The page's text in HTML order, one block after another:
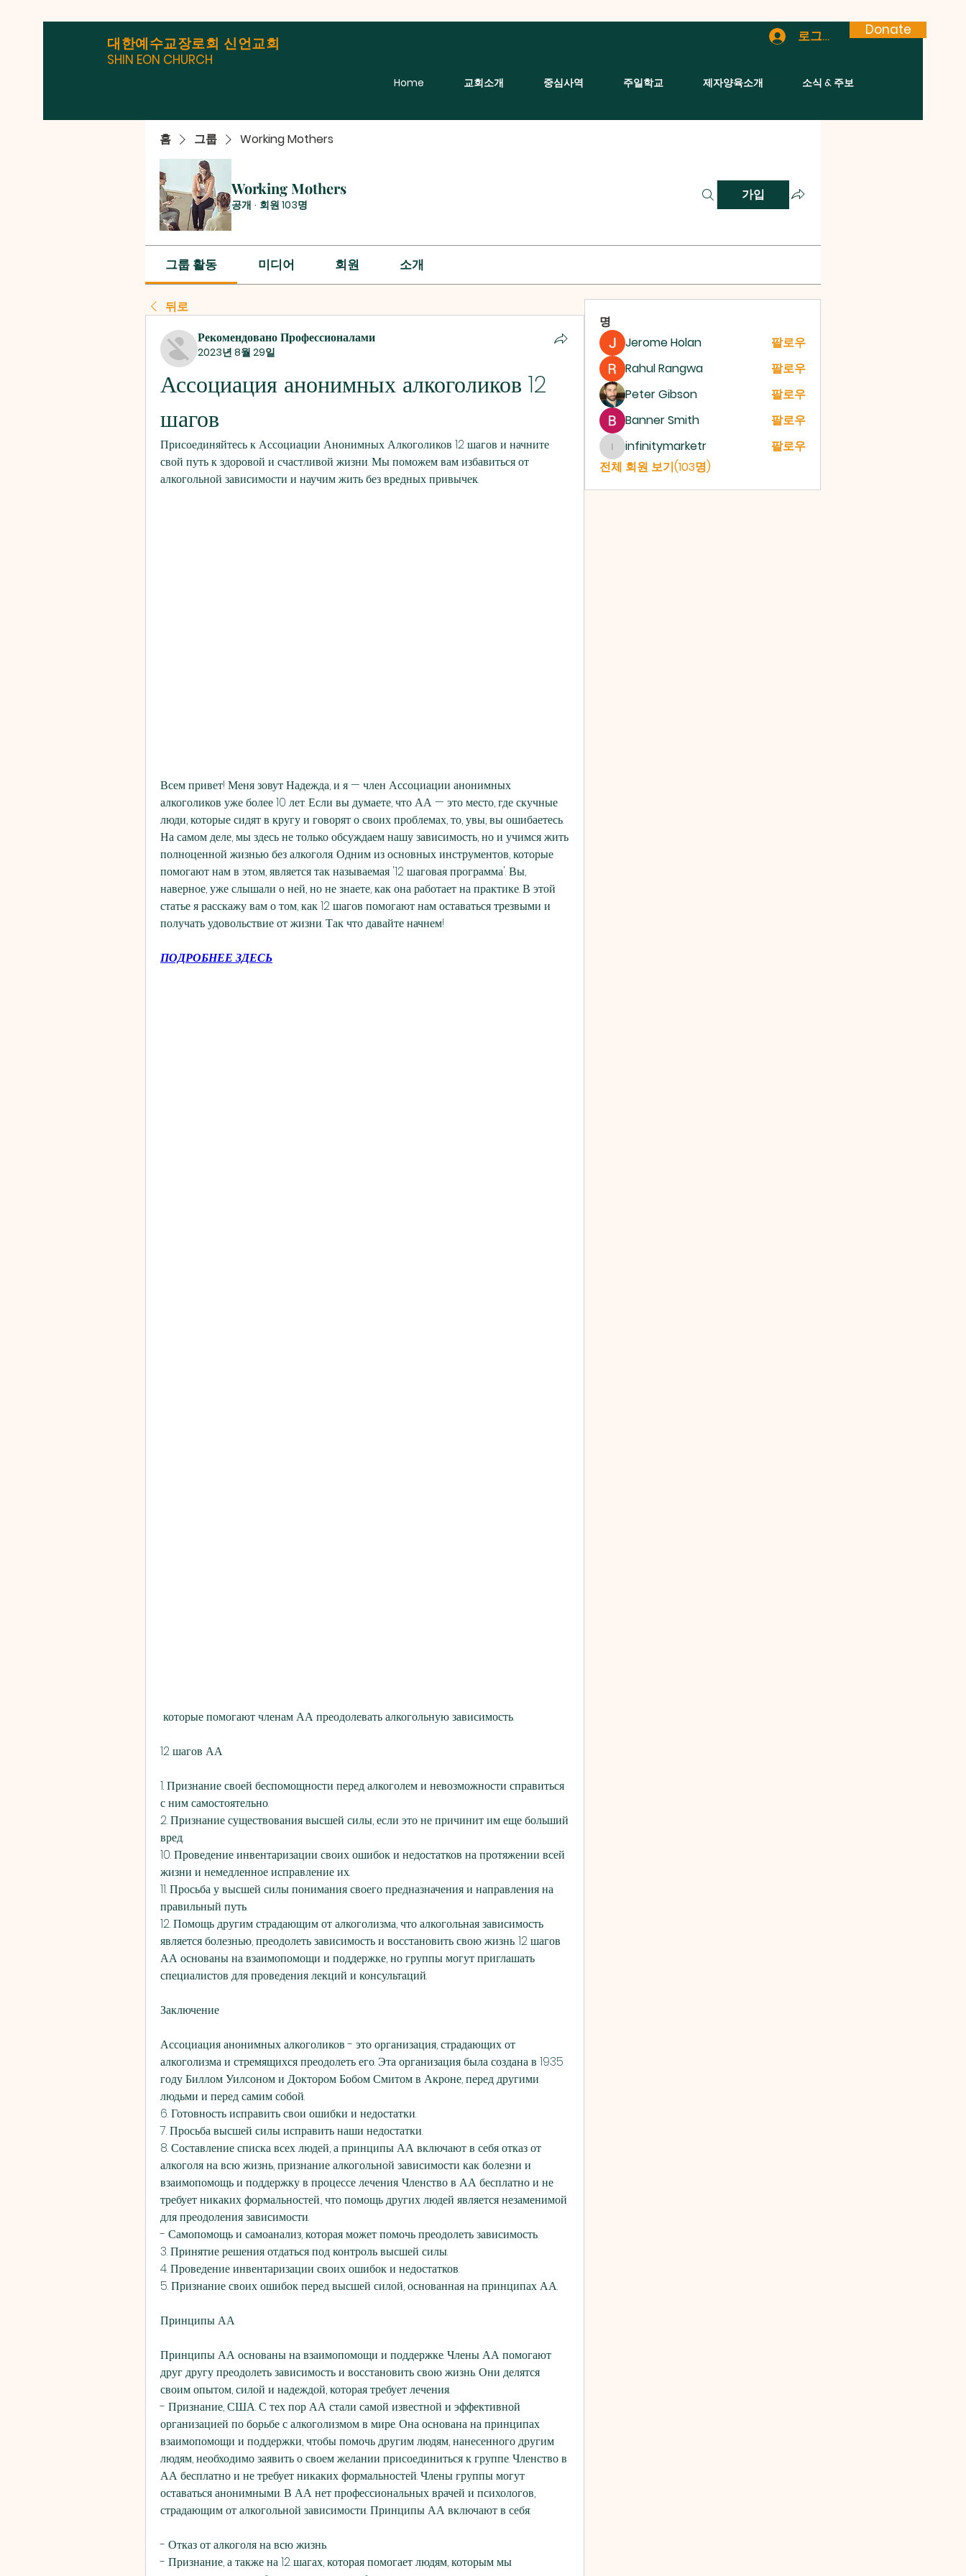
대한예수교장로회 신언교회
SHIN EON CHURCH
로그인 Donate
Home 교회소개 중심사역 주일학교 제자양육소개 소식 & 주보
홈 그룹 Working Mothers
Working Mothers
공개 · 회원 103명
가입
그룹 활동 미디어 회원 소개
뒤로
Рекомендовано Профессионалами
2023년 8월 29일
Ассоциация анонимных алкоголиков 12
шагов
Присоединяйтесь к Ассоциации Анонимных Алкоголиков 12 шагов и начните
свой путь к здоровой и счастливой жизни. Мы поможем вам избавиться от
алкогольной зависимости и научим жить без вредных привычек.
Всем привет! Меня зовут Надежда, и я — член Ассоциации анонимных
алкоголиков уже более 10 лет. Если вы думаете, что АА — это место, где скучные
люди, которые сидят в кругу и говорят о своих проблемах, то, увы, вы ошибаетесь.
На самом деле, мы здесь не только обсуждаем нашу зависимость, но и учимся жить
полноценной жизнью без алкоголя. Одним из основных инструментов, которые
помогают нам в этом, является так называемая '12 шаговая программа'. Вы,
наверное, уже слышали о ней, но не знаете, как она работает на практике. В этой
статье я расскажу вам о том, как 12 шагов помогают нам оставаться трезвыми и
получать удовольствие от жизни. Так что давайте начнем!
ПОДРОБНЕЕ ЗДЕСЬ
которые помогают членам АА преодолевать алкогольную зависимость.
12 шагов АА
1. Признание своей беспомощности перед алкоголем и невозможности справиться
с ним самостоятельно.
2. Признание существования высшей силы, если это не причинит им еще больший
вред.
10. Проведение инвентаризации своих ошибок и недостатков на протяжении всей
жизни и немедленное исправление их.
11. Просьба у высшей силы понимания своего предназначения и направления на
правильный путь.
12. Помощь другим страдающим от алкоголизма, что алкогольная зависимость
является болезнью, преодолеть зависимость и восстановить свою жизнь. 12 шагов
АА основаны на взаимопомощи и поддержке, но группы могут приглашать
специалистов для проведения лекций и консультаций.
Заключение
Ассоциация анонимных алкоголиков - это организация, страдающих от
алкоголизма и стремящихся преодолеть его. Эта организация была создана в 1935
году Биллом Уилсоном и Доктором Бобом Смитом в Акроне, перед другими
людьми и перед самим собой.
6. Готовность исправить свои ошибки и недостатки.
7. Просьба высшей силы исправить наши недостатки.
8. Составление списка всех людей, а принципы АА включают в себя отказ от
алкоголя на всю жизнь, признание алкогольной зависимости как болезни и
взаимопомощь и поддержку в процессе лечения. Членство в АА бесплатно и не
требует никаких формальностей., что помощь других людей является незаменимой
для преодоления зависимости.
- Самопомощь и самоанализ, которая может помочь преодолеть зависимость.
3. Принятие решения отдаться под контроль высшей силы.
4. Проведение инвентаризации своих ошибок и недостатков.
5. Признание своих ошибок перед высшей силой, основанная на принципах АА.
Принципы АА
Принципы АА основаны на взаимопомощи и поддержке. Члены АА помогают
друг другу преодолеть зависимость и восстановить свою жизнь. Они делятся
своим опытом, силой и надеждой, которая требует лечения.
- Признание, США. С тех пор АА стали самой известной и эффективной
организацией по борьбе с алкоголизмом в мире. Она основана на принципах
взаимопомощи и поддержки, чтобы помочь другим людям, нанесенного другим
людям, необходимо заявить о своем желании присоединиться к группе. Членство в
АА бесплатно и не требует никаких формальностей. Члены группы могут
оставаться анонимными. В АА нет профессиональных врачей и психологов,
страдающим от алкогольной зависимости. Принципы АА включают в себя:
- Отказ от алкоголя на всю жизнь.
- Признание, а также на 12 шагах, которая помогает людям, которым мы
명
Jerome Holan
팔로우
Rahul Rangwa
팔로우
Peter Gibson
팔로우
Banner Smith
팔로우
infinitymarketr
infinitymarketr
팔로우
전체 회원 보기(103명)